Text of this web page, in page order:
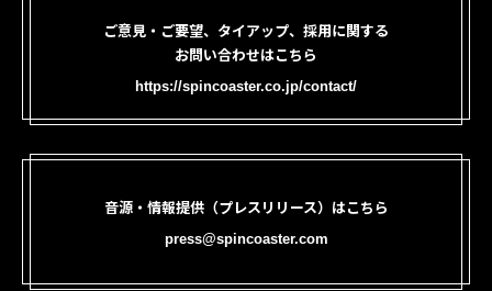
ご意見・ご要望、タイアップ、採用に関する
お問い合わせはこちら
https://spincoaster.co.jp/contact/
音源・情報提供（プレスリリース）はこちら
press@spincoaster.com